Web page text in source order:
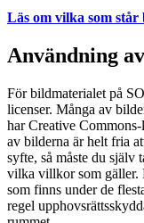
Läs om vilka som står
Användning
För bildmaterialet på
licenser. Många av
har Creative
av bilderna är helt fria
syfte, så måste du själv
vilka villkor som gäller.
som finns under de
regel